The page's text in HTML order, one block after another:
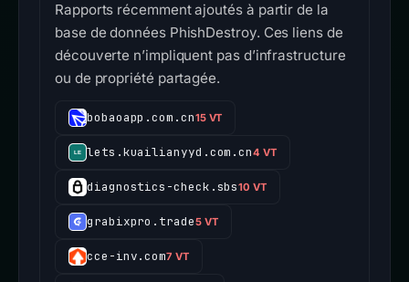
Rapports récemment ajoutés à partir de la
base de données PhishDestroy. Ces liens de
découverte n’impliquent pas d’infrastructure
ou de propriété partagée.
bobaoapp.com.cn15 VT
lets.kuailianyyd.com.cn4 VT
diagnostics-check.sbs10 VT
grabixpro.trade5 VT
cce-inv.com7 VT